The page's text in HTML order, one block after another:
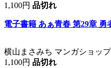
1,100円 品切れ
電子書籍 あぁ青春 第29章 勇
横山まさみち マンガショップ
1,100円 品切れ